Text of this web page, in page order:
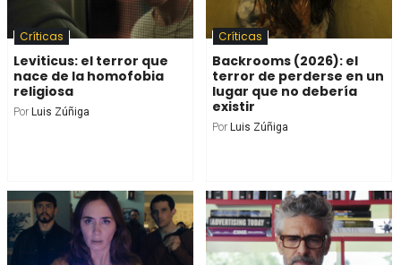
Críticas
Leviticus: el terror que
nace de la homofobia
religiosa
Por Luis Zúñiga
Críticas
Backrooms (2026): el
terror de perderse en un
lugar que no debería
existir
Por Luis Zúñiga